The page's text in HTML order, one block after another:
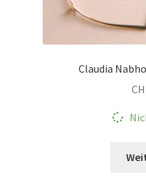
Claudia